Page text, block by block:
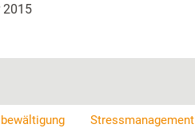
2015
Stressmanagement